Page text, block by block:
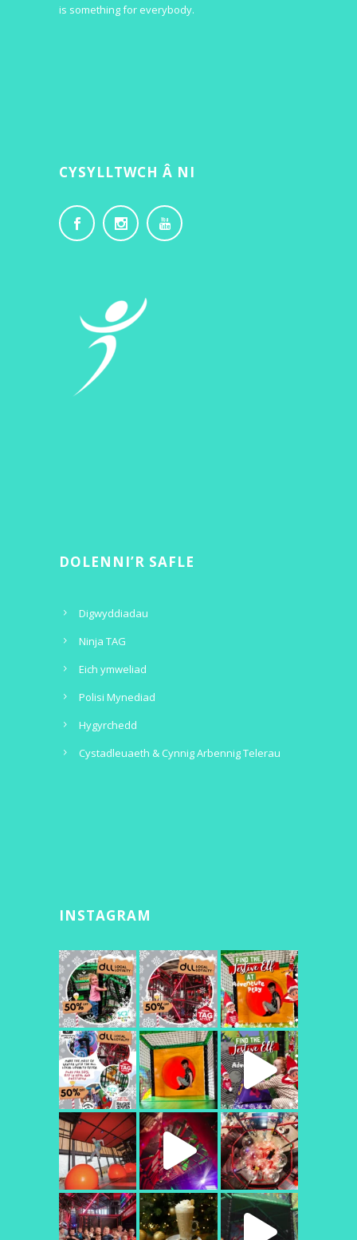
is something for everybody.
CYSYLLTWCH Â NI
DOLENNI’R SAFLE
Digwyddiadau
Ninja TAG
Eich ymweliad
Polisi Mynediad
Hygyrchedd
Cystadleuaeth & Cynnig Arbennig Telerau
INSTAGRAM